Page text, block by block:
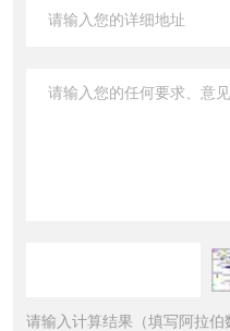
请输入计算结果（填写阿拉